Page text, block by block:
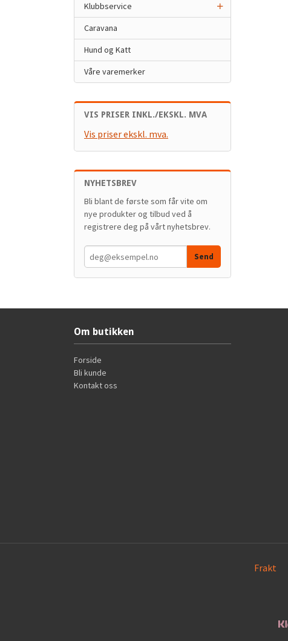
Klubbservice
Caravana
Hund og Katt
Våre varemerker
VIS PRISER INKL./EKSKL. MVA
Vis priser ekskl. mva.
NYHETSBREV
Bli blant de første som får vite om
nye produkter og tilbud ved å
registrere deg på vårt nyhetsbrev.
Om butikken
Forside
Bli kunde
Kontakt oss
Frakt